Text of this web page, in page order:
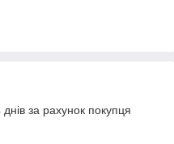
за рахунок покупця